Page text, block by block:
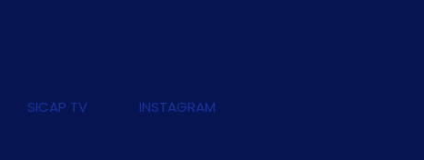
SICAP TV INSTAGRAM